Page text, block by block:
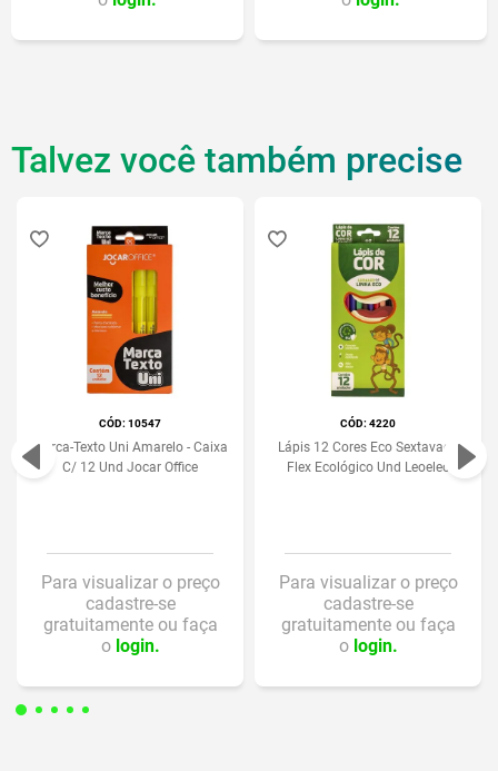
Talvez você também precise
:10547
Marca-Texto Uni Amarelo - Caixa
C/ 12 Und Jocar Office
Para visualizar o preço
cadastre-se
gratuitamente ou faça
o login.
:4220
Lápis 12 Cores Eco Sextavado
Flex Ecológico Und Leoeleo
Para visualizar o preço
cadastre-se
gratuitamente ou faça
o login.